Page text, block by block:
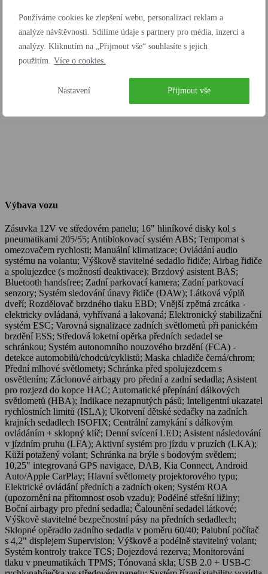
Používáme cookies ke zlepšení webu, personalizaci reklam a
analýze návštěvnosti. Sdílíme údaje s partnery pro média, inzerci a
analýzy. Kliknutím na „Přijmout vše“ souhlasíte s jejich
použitím. Více o cookies.
Nastavení Přijmout vše
Bílá Cassa Pastelová
Emisní limit
Nejedná se o návrh na uzavření smlouvy (nabídku) dle § 1731
Výbava vozu
Zásuvka 12V ve středovém panelu; 16" hliníkové disky kol s
pneumatikami 205/55; Antiblokovací systém ABS; Tempomat s
omezovačem rychlosti; Manuální klimatizace; Ovládání audio
systému na volantu; Výškově stavitelné sedadlo řidiče; Airbag řidiče
a spolujezdce (s možností deaktivace); Brzdový asistent BAS;
Bluetooth handsfree; Zadní parkovací kamera; Zadní parkovací
senzory; Systém sledování únavy řidiče (DAW); Látková výplň
dveří; Rozdělovač brzdného tlaku EBD; Vnější zpětná zrcátka -
elektricky ovládaná, vyhřívaná a lakovaná; Elektronický stabilizační
systém ESC; Varovná signalizace zadních světlometů při panickém
brzdění ESS; Středová loketní opěrka předních sedadel se
schránkou; Systém autonomního nouzového brzdění (FCA) -
detekce automobilů/chodců/cyklistů; Maska chladiče černá/chrom;
Přední mlhové světlomety; Schránka před spolujezdcem s
osvětlením; Záclonové airbagy pro přední a zadní sedadla; Asistent
pro rozjezd do kopce HAC; Automatické přepínání dálkových
světlometů (HBA); Indikace nezapnutých pásů; Inteligentní ukazatel
rychlostních limitů (ISLA); Ukotvení dětské sedačky na zadních
krajních sedadlech ISOFIX; Centrální zamykání s dálkovým
ovládáním + sklopný klíč; Denní svícení LED; Asistent následování
v jízdním pruhu (LFA); Aktivní systém pro jízdu v pruzích (LKA);
Kůží potažený volant; Schránka na brýle s bodovým světlem;
10,25" integrovaná GPS navigace, DAB, Kia Connect, Android
Auto/Apple CarPlay; Hlavní světlomety projektorového typu;
Elektrické ovládání předních a zadních oken; Systém ROA
(upozornění na přítomnost osob vzadu); Podélné střešní ližiny;
Boční airbagy pro přední sedadla; Čalounění sedadel látkové;
Výškově stavitelné bezpečnostní pásy na předních sedadlech;
Sklopné opěradlo zadního sedadla v poměru 60/40; Palubní počítač
s 4,2" displejem Supervision; Výškově a podélně stavitelný volant;
Systém kontroly trakce TCS; Dojezdová rezerva; Monitorování
tlaku v pneumatikách TPMS; Tónovaná skla; USB 2.0 + USB-C